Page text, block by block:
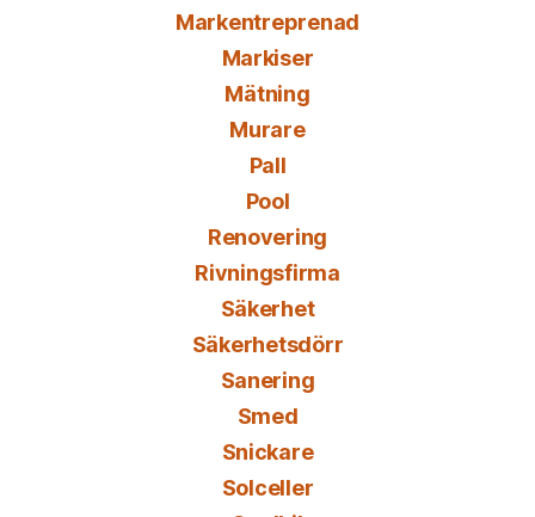
Markentreprenad
Markiser
Mätning
Murare
Pall
Pool
Renovering
Rivningsfirma
Säkerhet
Säkerhetsdörr
Sanering
Smed
Snickare
Solceller